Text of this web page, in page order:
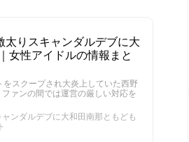
太りスキャンダルデブに大
女性アイドルの情報まと
スクープされ大炎上していた西野
ァンの間では運営の厳しい対応を
ンダルデブに大和田南那ともども